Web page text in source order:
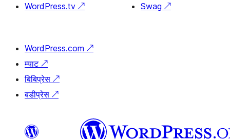
WordPress.tv ↗
Swag ↗
WordPress.com ↗
म्याट ↗
बिबिप्रेस ↗
बडीप्रेस ↗